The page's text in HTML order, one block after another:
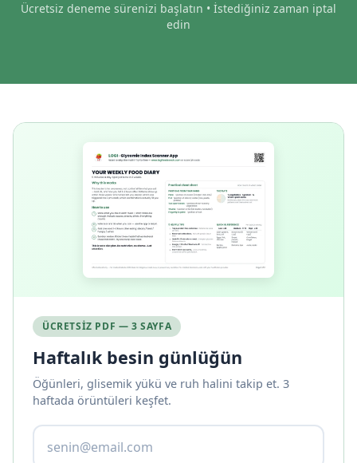
Ücretsiz deneme sürenizi başlatın • İstediğiniz zaman iptal
edin
ÜCRETSIZ PDF — 3 SAYFA
Haftalık besin günlüğün
Öğünleri, glisemik yükü ve ruh halini takip et. 3
haftada örüntüleri keşfet.